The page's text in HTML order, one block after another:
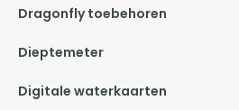
Dragonfly toebehoren
Dieptemeter
Digitale waterkaarten